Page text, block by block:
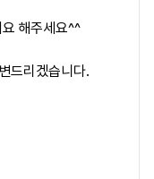
해주세요^^
드리겠습니다.